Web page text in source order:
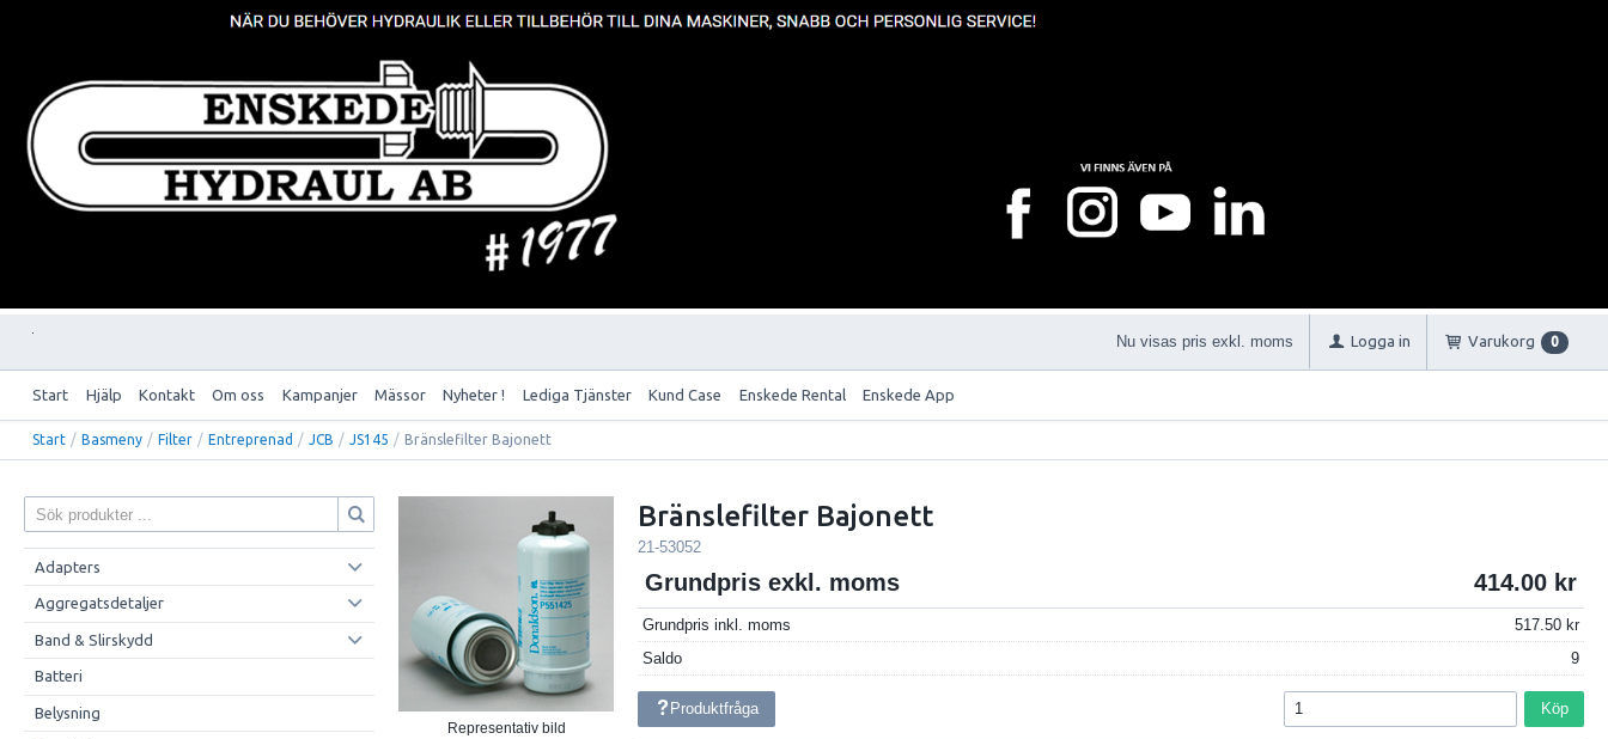
Nu visas pris exkl. moms Logga in Varukorg 0
Start Hjälp Kontakt Om oss Kampanjer Mässor Nyheter ! Lediga Tjänster Kund Case Enskede Rental Enskede App
Start / Basmeny / Filter / Entreprenad / JCB / JS145 / Bränslefilter Bajonett
Adapters
Aggregatsdetaljer
Band & Slirskydd
Batteri
Belysning
Representativ bild
Bränslefilter Bajonett
21-53052
Grundpris exkl. moms 414.00
Grundpris inkl. moms
517.50
Saldo
9
Produktfråga Köp